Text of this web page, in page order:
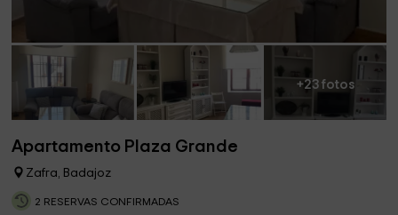
+23 fotos
Apartamento Plaza Grande
Zafra, Badajoz
2 RESERVAS CONFIRMADAS